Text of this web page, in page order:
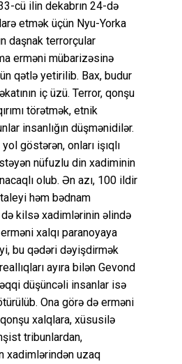
cü ilin dekabrın 24-də
etmək üçün Nyu-Yorka
daşnak terrorçular
erməni mübarizəsinə
qətlə yetirilib. Bax, budur
iç üzü. Terror, qonşu
törətmək, etnik
insanlığın düşmənidilər.
göstərən, onları işıqlı
nüfuzlu din xadiminin
olub. Ən azı, 100 ildir
həm bədnam
də kilsə xadimlərinin əlində
xalqı paranoyaya
bu qədəri dəyişdirmək
ayıra bilən Gevond
düşüncəli insanlar isə
Ona görə də erməni
xalqlara, xüsusilə
tribunlardan,
xadimlərindən uzaq